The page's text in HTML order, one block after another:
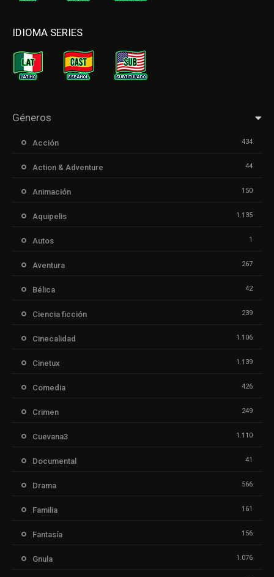
IDIOMA SERIES
Géneros
Acción 434
Action & Adventure 44
Animación 150
Aquipelis 1.135
Autos 1
Aventura 267
Bélica 42
Ciencia ficción 239
Cinecalidad 1.106
Cinetux 1.139
Comedia 426
Crimen 249
Cuevana3 1.110
Documental 41
Drama 566
Familia 161
Fantasía 156
Gnula 1.076